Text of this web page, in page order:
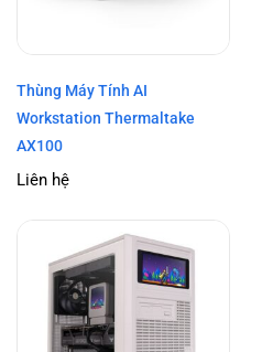
Thùng Máy Tính AI
Workstation Thermaltake
AX100
Liên hệ